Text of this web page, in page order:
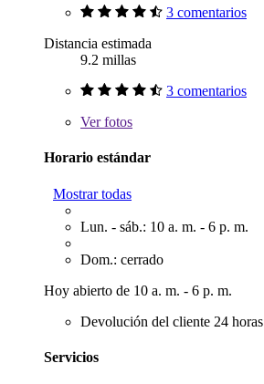
3 comentarios
Distancia estimada
9.2 millas
3 comentarios
Verfotos
Horario estándar
Mostrar todas
Lun. - sáb.: 10 a. m. - 6 p. m.
Dom.: cerrado
Hoy abierto de 10 a. m. - 6 p. m.
Devolución del cliente 24 horas
Servicios